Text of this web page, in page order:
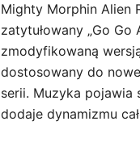
Mighty Morphin Alien
zatytułowany „Go Go
zmodyfikowaną
dostosowany do
serii. Muzyka pojawia
dodaje dynamizmu